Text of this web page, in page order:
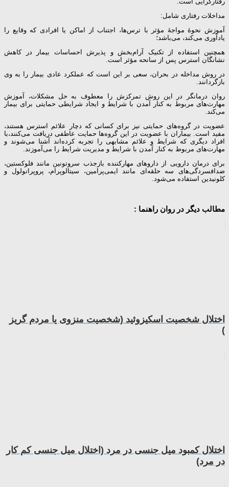
مداخلات رفتاری شامل:
آموزش نحوهٔ مواجهٔ مؤثر با ترس‌ها، اجتناب از اماکن یا افرادی که وقایع را
یادآوری می‌کند، می‌باشد؛
همچنین استفاده از تکنیک آرام‌بخش و پذیرش احساسات بیمار در کاهش
نشانگان استرس پس از سانحه مؤثر است.
در روش مداخله در بحران، سعی بر این است که عملکرد عادی بیمار را به وی
بازگردانند.
روان درمانگر در این روش تمرکزش را معطوف به حل مشکلات، آموزش
مهارت‌های مربوط به کنار آمدن با شرایط و ایجاد شرایطی حمایتی برای بیمار
می‌کند.
عضویت در گروه‌های حمایتی نیز برای کسانی که دچار علائم استرس هستند،
مفید است. بیماران با عضویت در این گروه‌ها حمایت عاطفی دریافت می‌کنند،با
افراد دیگری که شرایط و علائم مشابهی را تجربه کرده‌اند آشنا می‌شوند و
مهارت‌های مربوط به کنار آمدن با شرایط و مدیریت شرایط را می‌آموزند.
برای درمان دارویی از داروهای مهارکننده بازجذب سروتونین مانند فلوکستین،
ضدافسردگی‌های سه حلقه‌ای مانند ایمی‌پرامین، سیتالوپرام، پروپرانولول و
کلونیدین استفاده می‌شود.
مطالب دیگر در روان راهنما :
اختلال شخصیت اسکیزوئید (شخصیت منزوی یا مردم گریز
)
اختلال کمبود میل جنسی در مرد (اختلال میل جنسی کم کار
در مرد)